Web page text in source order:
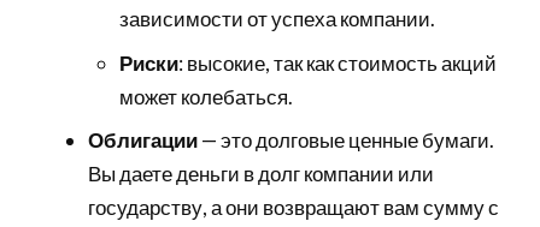
зависимости от успеха компании.
Риски: высокие, так как стоимость акций
может колебаться.
Облигации— это долговые ценные бумаги.
Вы даете деньги в долг компании или
государству, а они возвращают вам сумму с